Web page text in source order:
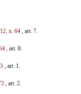
n. 64, art. 7.
, art. 8.
, art. 1.
, art. 2.